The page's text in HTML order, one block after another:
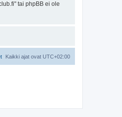
tai phpBB ei ole
Kaikki ajat ovat UTC+02:00